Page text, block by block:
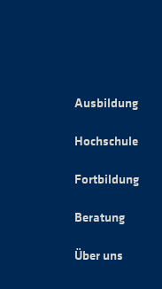
Ausbildung
Hochschule
Fortbildung
Beratung
Über uns